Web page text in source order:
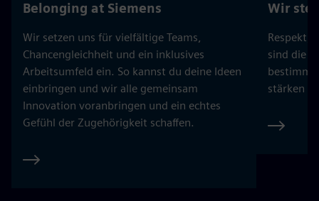
Belonging at Siemens
Wir setzen uns für vielfältige Teams,
Chancengleichheit und ein inklusives
Arbeitsumfeld ein. So kannst du deine Ideen
einbringen und wir alle gemeinsam
Innovation voranbringen und ein echtes
Gefühl der Zugehörigkeit schaffen.
Wir
Respekt,
sind die
bestimmt
stärken